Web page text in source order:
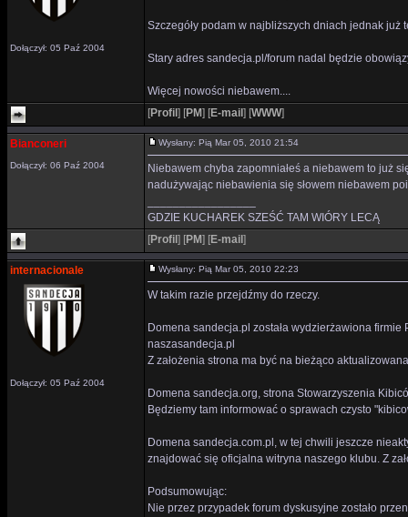
Dołączył: 05 Paź 2004
Szczegóły podam w najbliższych dniach jednak
Stary adres sandecja.pl/forum nadal będzie
Więcej nowości niebawem....
[Profil ] [PM] [E-mail ] [WWW]
Bianconeri
Dołączył: 06 Paź 2004
Wysłany: Pią Mar 05, 2010 21:54
Niebawem chyba zapomniałeś a niebawem to już
nadużywając niebawienia się słowem niebawem
GDZIE KUCHAREK SZEŚĆ TAM WIÓRY LECĄ
[Profil ] [PM] [E-mail ]
internacionale
Dołączył: 05 Paź 2004
Wysłany: Pią Mar 05, 2010 22:23
W takim razie przejdźmy do rzeczy.
Domena sandecja.pl została wydzierżawiona
naszasandecja.pl
Z założenia strona ma być na bieżąco
Domena sandecja.org, strona Stowarzyszenia
Będziemy tam informować o sprawach czysto
Domena sandecja.com.pl, w tej chwili jeszcze
znajdować się oficjalna witryna naszego klubu. Z
Podsumowując:
Nie przez przypadek forum dyskusyjne zostało